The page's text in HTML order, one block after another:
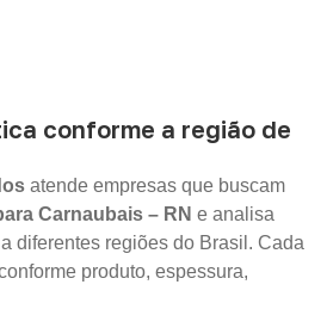
conforme a região de
atende empresas que buscam
Carnaubais – RN e analisa
diferentes regiões do Brasil. Cada
produto, espessura,